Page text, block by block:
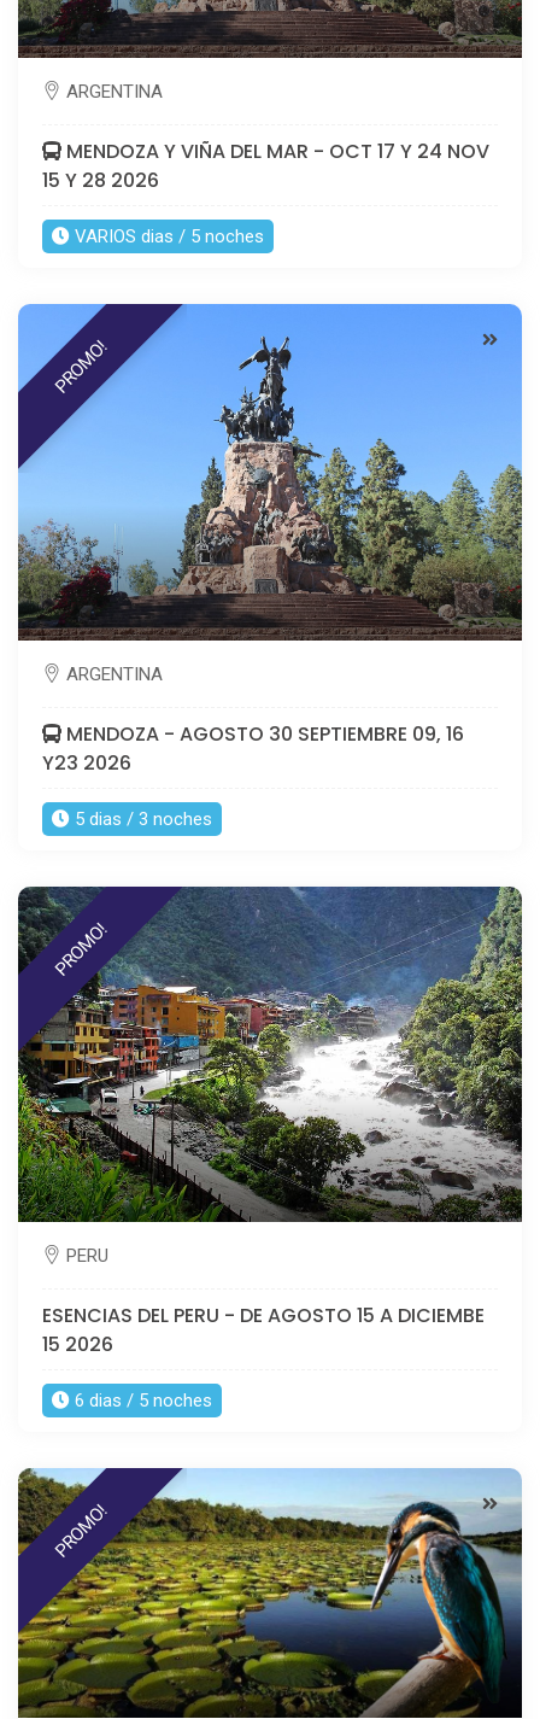
ARGENTINA
MENDOZA Y VIÑA DEL MAR - OCT 17 Y 24 NOV
15 Y 28 2026
VARIOS dias / 5 noches
PROMO!
ARGENTINA
MENDOZA - AGOSTO 30 SEPTIEMBRE 09, 16
Y23 2026
5 dias / 3 noches
PROMO!
PERU
ESENCIAS DEL PERU - DE AGOSTO 15 A DICIEMBE
15 2026
6 dias / 5 noches
PROMO!